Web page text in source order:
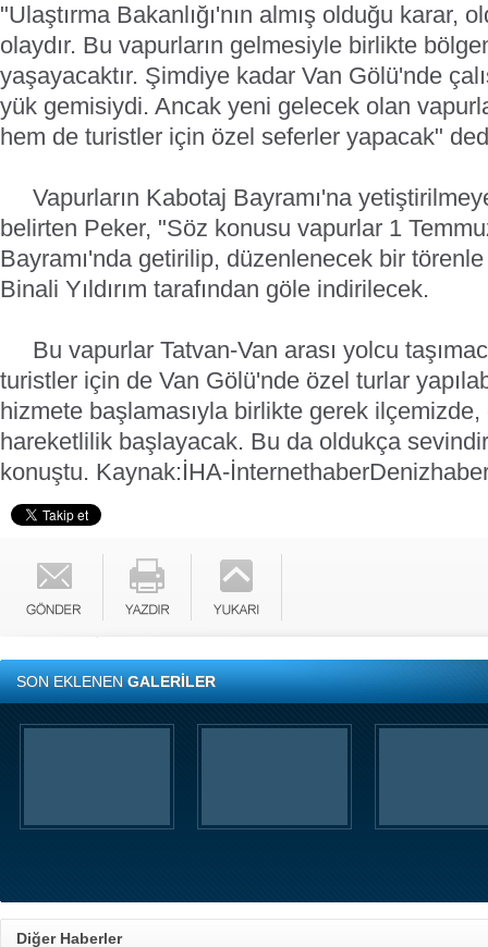
"Ulaştırma Bakanlığı'nın almış olduğu karar,
olaydır. Bu vapurların gelmesiyle birlikte
yaşayacaktır. Şimdiye kadar Van Gölü'nde
yük gemisiydi. Ancak yeni gelecek olan
hem de turistler için özel seferler yapacak"
Vapurların Kabotaj Bayramı'na yetiştirilmeye
belirten Peker, "Söz konusu vapurlar 1
Bayramı'nda getirilip, düzenlenecek bir törenle
Binali Yıldırım tarafından göle indirilecek.
Bu vapurlar Tatvan-Van arası yolcu
turistler için de Van Gölü'nde özel turlar
hizmete başlamasıyla birlikte gerek
hareketlilik başlayacak. Bu da oldukça
konuştu. Kaynak:İHA-İnternethaber
SON EKLENENGALERİLER
Diğer Haberler